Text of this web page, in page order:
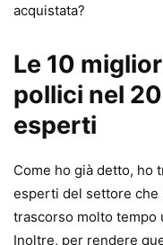
acquistata?
Le 10
pollici nel
esperti
Come ho già detto, ho
esperti del settore che
trascorso molto tempo
Inoltre, per rendere